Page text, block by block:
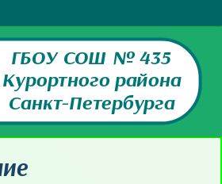
ГБОУ СОШ № 435
Курортного района
Санкт-Петербурга